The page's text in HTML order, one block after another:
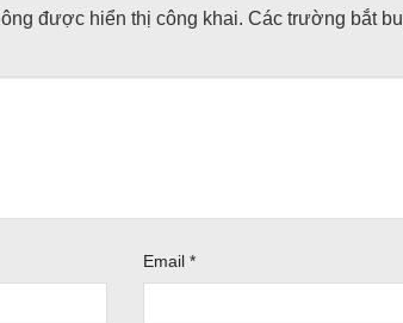
được hiển thị công khai. Các trường bắt
Email*